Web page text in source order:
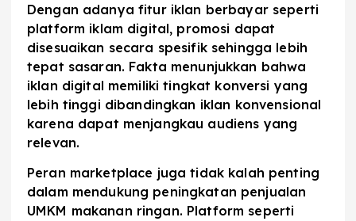
Dengan adanya fitur iklan berbayar seperti
platform iklam digital, promosi dapat
disesuaikan secara spesifik sehingga lebih
tepat sasaran. Fakta menunjukkan bahwa
iklan digital memiliki tingkat konversi yang
lebih tinggi dibandingkan iklan konvensional
karena dapat menjangkau audiens yang
relevan.
Peran marketplace juga tidak kalah penting
dalam mendukung peningkatan penjualan
UMKM makanan ringan. Platform seperti